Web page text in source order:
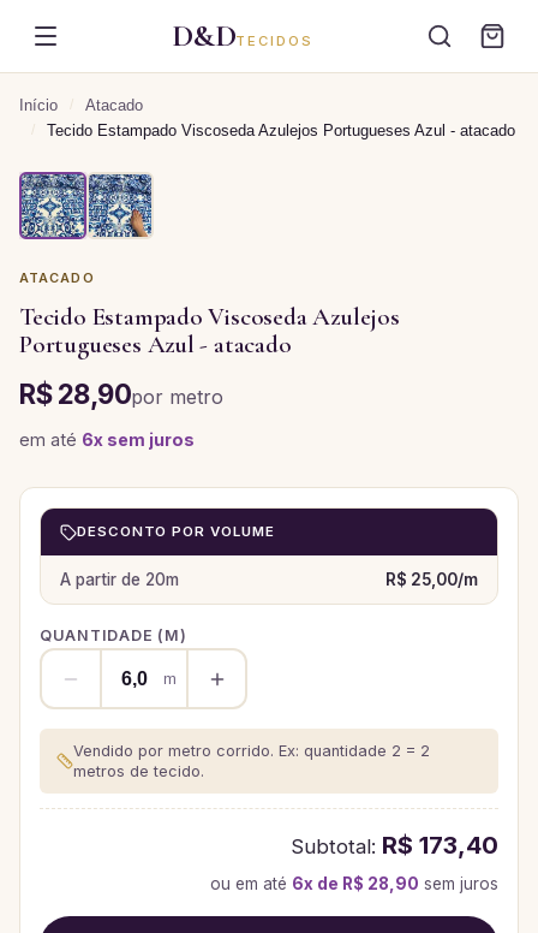
D&DTECIDOS
Início / Atacado
/ Tecido Estampado Viscoseda Azulejos Portugueses Azul - atacado
ATACADO
Tecido Estampado Viscoseda Azulejos
Portugueses Azul - atacado
R$ 28,90por metro
em até 6x sem juros
DESCONTO POR VOLUME
A partir de 20m R$ 25,00/m
QUANTIDADE ( M)
m
Vendido por metro corrido. Ex: quantidade 2 = 2
metros de tecido.
Subtotal: R$ 173,40
ou em até 6x de R$ 28,90 sem juros